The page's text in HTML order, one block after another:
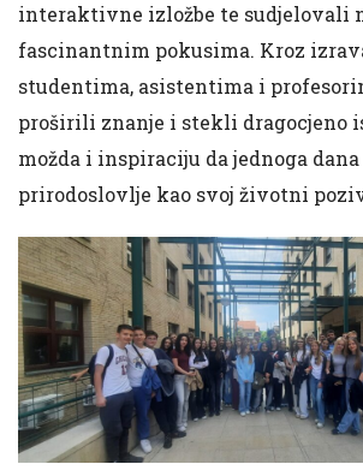
interaktivne izložbe te sudjelovali
fascinantnim pokusima. Kroz
studentima, asistentima i
proširili znanje i stekli dragocjeno
možda i inspiraciju da jednoga
prirodoslovlje kao svoj životni